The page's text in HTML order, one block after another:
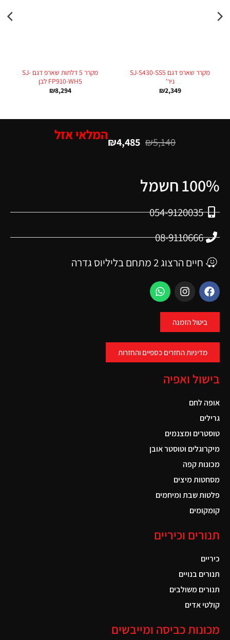
מקרר שארפ דגם SJ-S430-SS5
ניר'
₪2,349
מקרר 5 דלתות שארפ דגם SJ-
FP910-WH5 לבן
₪8,294
₪5,140
₪4,485 המלאי אזל
100% חשמל
054-9120035
08-9110666
חיים הרצוג 2 מתחם בליליוס גדרה
ביטול הזמנה
מדיניות החזרים כספיים והחזרות
בישול ואפיה
אופה לחם
גרילים
טוסטרים ומצנמים
מיקרוגלים וטוסטר אובן
מכונות קפה
מסחטות מיצים
פלטות שבת ומיחמים
קומקומים
תנורים וכיריים
כיריים
תנורים בנויים
תנורים משולבים
קולטי אדים
מכונות כביסה ומייבשים